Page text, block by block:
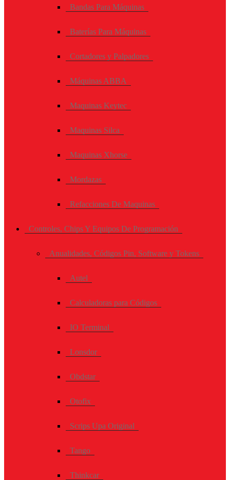
Bandas Para Máquinas
Baterías Para Máquinas
Cortadores y Palpadores
Máquinas ABBA
Maquinas Keytec
Maquinas Silca
Maquinas Xhorse
Mordazas
Refacciones De Maquinas
Controles, Chips Y Equipos De Programación
Anualidades, Códigos Pin, Software y Tokens
Autel
Calculadoras para Códigos
IO Terminal
Lonsdor
Obdstar
Otofix
Scrips Upa Original
Tango
Thinkcar